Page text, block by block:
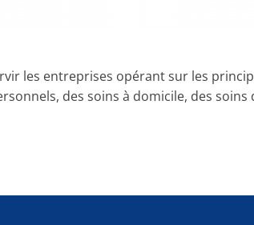
les entreprises opérant sur les
des soins à domicile, des